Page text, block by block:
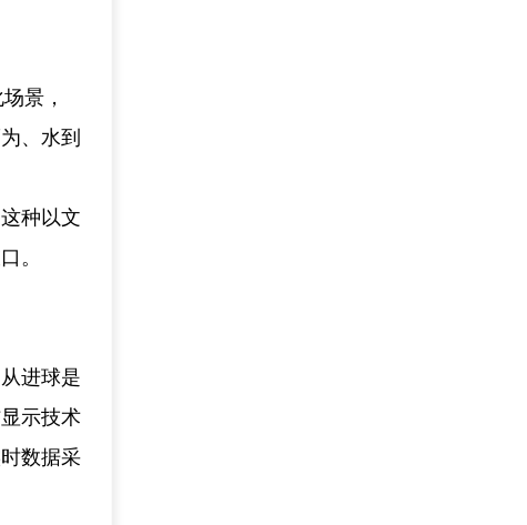
景，
、水到
种以文
。
进球是
示技术
数据采